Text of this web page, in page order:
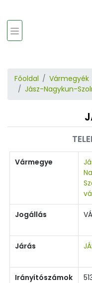
Főoldal
Vármegyék
Jász-Nagykun-
Vármegye
Jogállás
Járás
Irányítószámok